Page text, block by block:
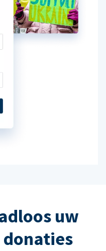
uw
donaties